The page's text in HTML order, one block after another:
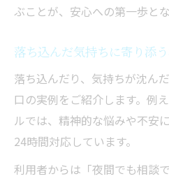
ぶことが、安心への第一歩とな
落ち込んだ気持ちに寄り添
落ち込んだり、気持ちが沈ん
口の実例をご紹介します。例
ルでは、精神的な悩みや不安
24時間対応しています。
利用者からは「夜間でも相談